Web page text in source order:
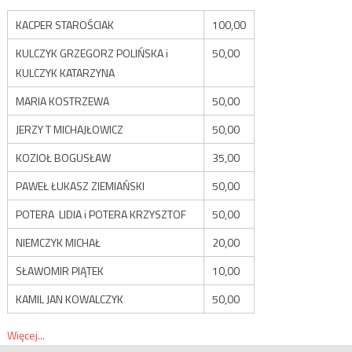
KACPER STAROŚCIAK
100,00
KULCZYK GRZEGORZ POLIŃSKA i
KULCZYK KATARZYNA
50,00
MARIA KOSTRZEWA
50,00
JERZY T MICHAJŁOWICZ
50,00
KOZIOŁ BOGUSŁAW
35,00
PAWEŁ ŁUKASZ ZIEMIAŃSKI
50,00
POTERA LIDIA i POTERA KRZYSZTOF
50,00
NIEMCZYK MICHAŁ
20,00
SŁAWOMIR PIĄTEK
10,00
KAMIL JAN KOWALCZYK
50,00
Więcej...